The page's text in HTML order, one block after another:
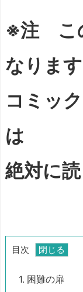
※注 こ
なります
コミッ
は
絶対に
目次
1. 困難の扉